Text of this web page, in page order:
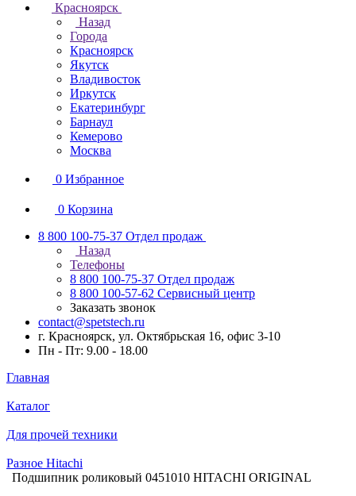
Красноярск
Назад
Города
Красноярск
Якутск
Владивосток
Иркутск
Екатеринбург
Барнаул
Кемерово
Москва
0 Избранное
0 Корзина
8 800 100-75-37 Отдел продаж
Назад
Телефоны
8 800 100-75-37 Отдел продаж
8 800 100-57-62 Сервисный центр
Заказать звонок
contact@spetstech.ru
г. Красноярск, ул. Октябрьская 16, офис 3-10
Пн - Пт: 9.00 - 18.00
Главная
Каталог
Для прочей техники
Разное Hitachi
Подшипник роликовый 0451010 HITACHI ORIGINAL